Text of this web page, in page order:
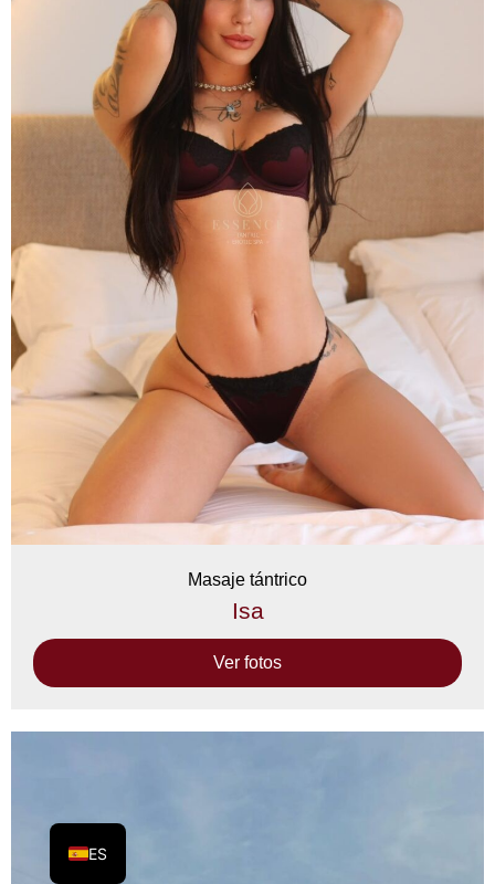
Masaje tántrico
Isa
Ver fotos
ES